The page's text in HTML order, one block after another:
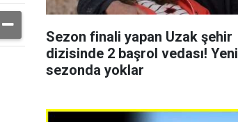
Sezon finali yapan Uzak şehir
dizisinde 2 başrol vedası! Yeni
sezonda yoklar